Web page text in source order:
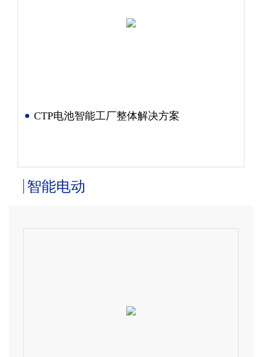
CTP电池智能工厂整体解决方案
智能电动